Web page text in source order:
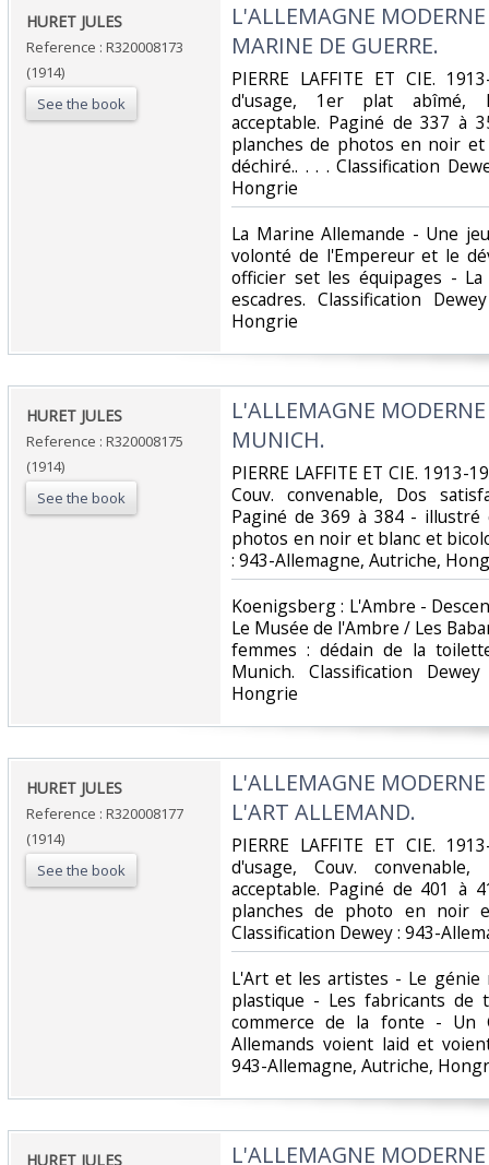
‎HURET JULES‎
Reference : R320008173
(1914)
See the book
‎L'ALLEMAGNE
MARINE DE GUERRE.‎
‎PIERRE LAFFITE ET CIE.
d'usage, 1er plat abîmé,
acceptable. Paginé de 337 à
planches de photos en noir
déchiré.. . . . Classification
Hongrie‎
‎La Marine Allemande - Une
volonté de l'Empereur et le
officier set les équipages -
escadres. Classification
Hongrie‎
‎HURET JULES‎
Reference : R320008175
(1914)
See the book
‎L'ALLEMAGNE
MUNICH.‎
‎PIERRE LAFFITE ET CIE.
Couv. convenable, Dos
Paginé de 369 à 384 - illustré
photos en noir et blanc et
: 943-Allemagne, Autriche,
‎Koenigsberg : L'Ambre -
Le Musée de l'Ambre / Les
femmes : dédain de la
Munich. Classification
Hongrie‎
‎HURET JULES‎
Reference : R320008177
(1914)
See the book
‎L'ALLEMAGNE
L'ART ALLEMAND.‎
‎PIERRE LAFFITE ET CIE.
d'usage, Couv.
acceptable. Paginé de 401 à
planches de photo en noir
Classification Dewey : 943-
‎L'Art et les artistes - Le génie
plastique - Les fabricants de
commerce de la fonte - Un
Allemands voient laid et
943-Allemagne, Autriche,
‎HURET JULES‎ ‎L'ALLEMAGNE